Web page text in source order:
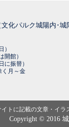
化パルク城陽内･
）
開館）
に振替）
～金
イトに記載の文章・イ
Copyright © 2016